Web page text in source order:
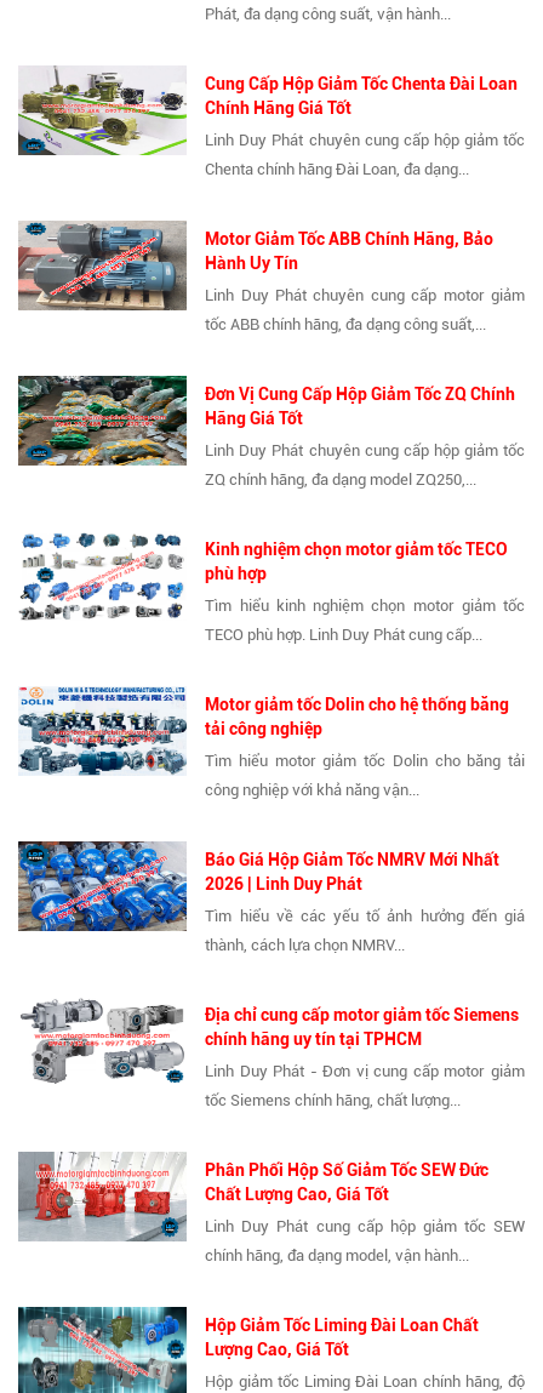
Phát, đa dạng công suất, vận hành...
Cung Cấp Hộp Giảm Tốc Chenta Đài Loan
Chính Hãng Giá Tốt
Linh Duy Phát chuyên cung cấp hộp giảm tốc
Chenta chính hãng Đài Loan, đa dạng...
Motor Giảm Tốc ABB Chính Hãng, Bảo
Hành Uy Tín
Linh Duy Phát chuyên cung cấp motor giảm
tốc ABB chính hãng, đa dạng công suất,...
Đơn Vị Cung Cấp Hộp Giảm Tốc ZQ Chính
Hãng Giá Tốt
Linh Duy Phát chuyên cung cấp hộp giảm tốc
ZQ chính hãng, đa dạng model ZQ250,...
Kinh nghiệm chọn motor giảm tốc TECO
phù hợp
Tìm hiểu kinh nghiệm chọn motor giảm tốc
TECO phù hợp. Linh Duy Phát cung cấp...
Motor giảm tốc Dolin cho hệ thống băng
tải công nghiệp
Tìm hiểu motor giảm tốc Dolin cho băng tải
công nghiệp với khả năng vận...
Báo Giá Hộp Giảm Tốc NMRV Mới Nhất
2026 | Linh Duy Phát
Tìm hiểu về các yếu tố ảnh hưởng đến giá
thành, cách lựa chọn NMRV...
Địa chỉ cung cấp motor giảm tốc Siemens
chính hãng uy tín tại TPHCM
Linh Duy Phát - Đơn vị cung cấp motor giảm
tốc Siemens chính hãng, chất lượng...
Phân Phối Hộp Số Giảm Tốc SEW Đức
Chất Lượng Cao, Giá Tốt
Linh Duy Phát cung cấp hộp giảm tốc SEW
chính hãng, đa dạng model, vận hành...
Hộp Giảm Tốc Liming Đài Loan Chất
Lượng Cao, Giá Tốt
Hộp giảm tốc Liming Đài Loan chính hãng, độ